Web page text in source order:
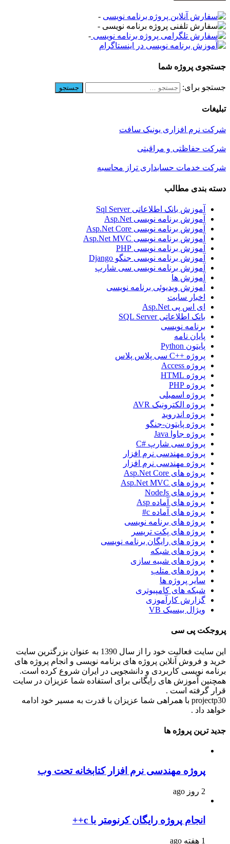
-
-
-
جستجوی پروژه شما
جستجو برای:
تبلیغات
شرکت نرم افزاری یونیک سافت
شرکت حفاظتی و مراقبتی
شرکت خدمات حسابداری تراز محاسبه
دسته بندی مطالب
آموزش بانک اطلاعاتی Sql Server
آموزش برنامه نویسی Asp.Net
آموزش برنامه نویسی Asp.Net Core
آموزش برنامه نویسی Asp.Net MVC
آموزش برنامه نویسی PHP
آموزش برنامه نویسی جنگو Django
آموزش برنامه نویسی سی شارپ
آموزش ها
آموزش ویدیوئی برنامه نویسی
اخبار سایت
ای اس پی Asp.Net
بانک اطلاعاتی SQL Server
برنامه نویسی
پایان نامه
پایتون Python
پروژه ++C سی پلاس پلاس
پروژه Access
پروژه HTML
پروژه PHP
پروژه اسمبلی
پروژه الکترونیک AVR
پروژه اندروید
پروژه پایتون-جنگو
پروژه جاوا Java
پروژه سی شارپ #C
پروژه مهندسی نرم افزار
پروژه مهندسی نرم افزار
پروژه های Asp.Net Core
پروژه های Asp.Net MVC
پروژه های NodeJs
پروژه های آماده Asp
پروژه های آماده c#
پروژه های برنامه نویسی
پروژه های پکت تریسر
پروژه های رایگان برنامه نویسی
پروژه های شبکه
پروژه های شبیه سازی
پروژه های متلب
سایر پروژه ها
شبکه های کامپیوتری
گزارش کارآموزی
ویژال بیسیک VB
پروجکت پی سی
این سایت فعالیت خود را از سال 1390 به عنوان بزرگترین سایت
خرید و فروش آنلاین پروژه های برنامه نویسی و انجام پروژه های
برنامه نویسی کاربردی و دانشجویی در ایران شروع کرده است.
همچنین آموزش های رایگانی برای استفاده شما عزیزان در سایت
قرار گرفته است .
projectp30 با همراهی شما عزیزان با قدرت به مسیر خود ادامه
خواهد داد .
جدید ترین پروژه ها
پروژه مهندسی نرم افزار کتابخانه تحت وب
2 روز ago
انجام پروژه رایگان کرنومتر با c++
1 هفته ago